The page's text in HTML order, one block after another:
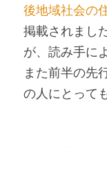
後地域社会の
掲載されまし
が、読み手に
また前半の先
の人にとって